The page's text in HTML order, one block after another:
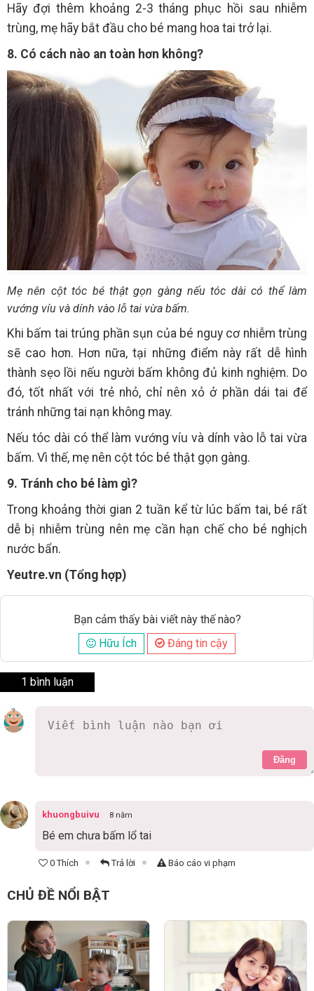
Hãy đợi thêm khoảng 2-3 tháng phục hồi sau nhiễm
trùng, mẹ hãy bắt đầu cho bé mang hoa tai trở lại.
8. Có cách nào an toàn hơn không?
Mẹ nên cột tóc bé thật gọn gàng nếu tóc dài có thể làm
vướng víu và dính vào lỗ tai vừa bấm.
Khi bấm tai trúng phần sụn của bé nguy cơ nhiễm trùng
sẽ cao hơn. Hơn nữa, tại những điểm này rất dễ hình
thành sẹo lồi nếu người bấm không đủ kinh nghiệm. Do
đó, tốt nhất với trẻ nhỏ, chỉ nên xỏ ở phần dái tai để
tránh những tai nạn không may.
Nếu tóc dài có thể làm vướng víu và dính vào lỗ tai vừa
bấm. Vì thế, mẹ nên cột tóc bé thật gọn gàng.
9. Tránh cho bé làm gì?
Trong khoảng thời gian 2 tuần kể từ lúc bấm tai, bé rất
dễ bị nhiễm trùng nên mẹ cần hạn chế cho bé nghịch
nước bẩn.
Yeutre.vn (Tổng hợp)
Bạn cảm thấy bài viết này thế nào?
Hữu Ích
Đáng tin cậy
1 bình luận
Đăng
khuongbuivu 8 năm
Bé em chưa bấm lổ tai
0 Thích Trả lời Báo cáo vi phạm
CHỦ ĐỀ NỔI BẬT